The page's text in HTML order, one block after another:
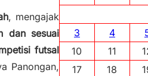
, mengajak
dan sesuai
futsal
Panongan,
3
4
10
11
17
18